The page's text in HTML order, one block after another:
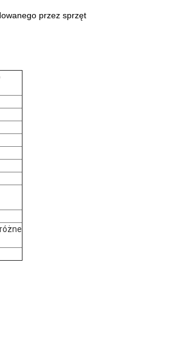
przez sprzęt